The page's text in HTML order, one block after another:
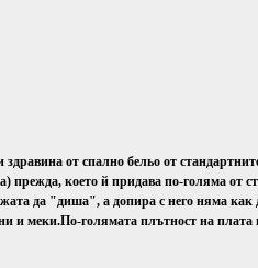
от спално бельо от
което й придава по-голяма от
да "диша", а допира с него няма как
и меки.По-голямата плътност на плата